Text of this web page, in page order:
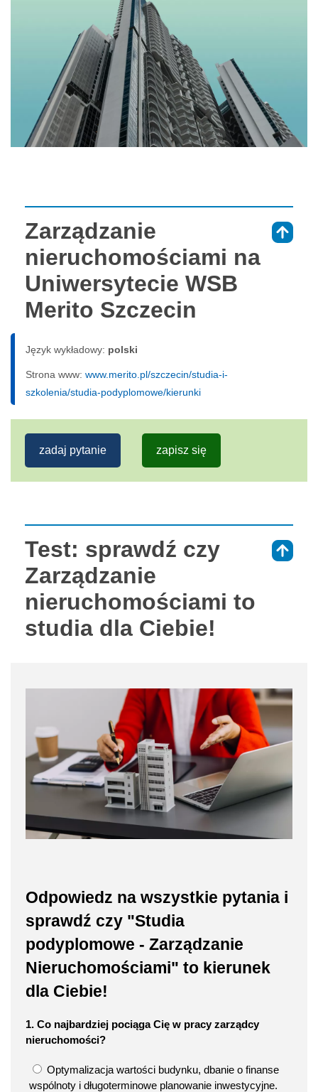
Zarządzanie
nieruchomościami na
Uniwersytecie WSB
Merito Szczecin
Język wykładowy: polski
Strona www: www.merito.pl/szczecin/studia-i-
szkolenia/studia-podyplomowe/kierunki
zadaj pytanie zapisz się
Test: sprawdź czy
Zarządzanie
nieruchomościami to
studia dla Ciebie!
Odpowiedz na wszystkie pytania i
sprawdź czy "Studia
podyplomowe - Zarządzanie
Nieruchomościami" to kierunek
dla Ciebie!
1. Co najbardziej pociąga Cię w pracy zarządcy
nieruchomości?
Optymalizacja wartości budynku, dbanie o finanse
wspólnoty i długoterminowe planowanie inwestycyjne.